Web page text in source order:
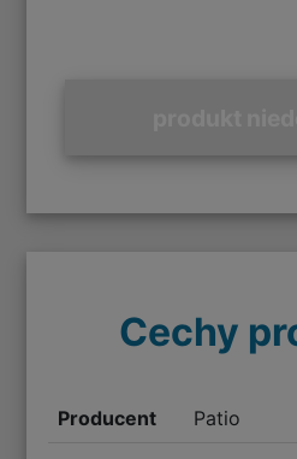
Cechy
Producent Patio